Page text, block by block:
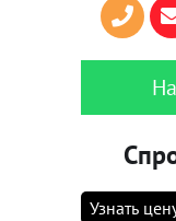
Узнать